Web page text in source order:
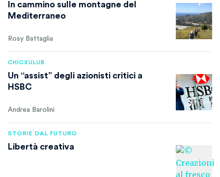
In cammino sulle montagne del
Mediterraneo
Rosy Battaglia
CHICXULUB
Un “assist” degli azionisti critici a
HSBC
Andrea Barolini
STORIE DAL FUTURO
Libertà creativa